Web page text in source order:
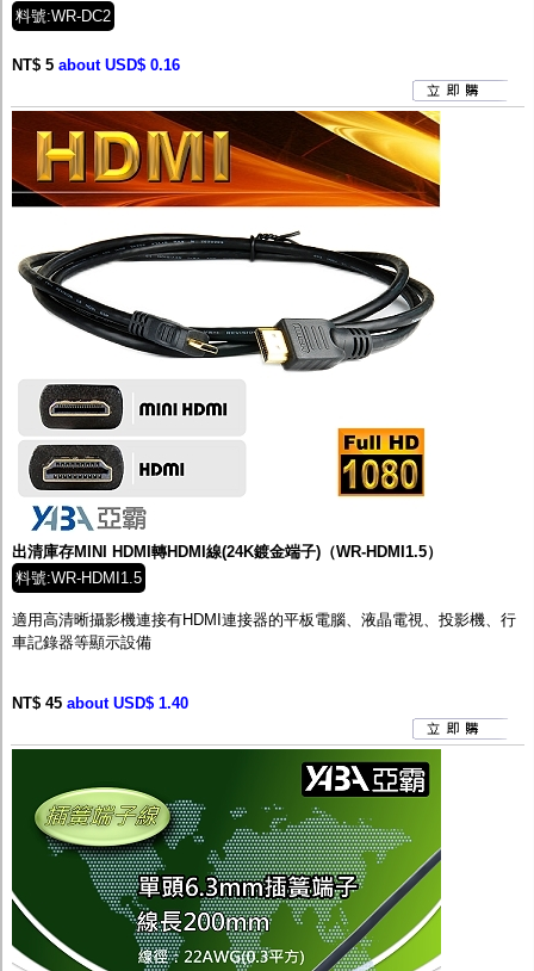
料號:WR-DC2
NT$ 5 about USD$ 0.16
出清庫存MINI HDMI轉HDMI線(24K鍍金端子)（WR-HDMI1.5）
料號:WR-HDMI1.5
適用高清晰攝影機連接有HDMI連接器的平板電腦、液晶電視、投影機、行
車記錄器等顯示設備
NT$ 45 about USD$ 1.40